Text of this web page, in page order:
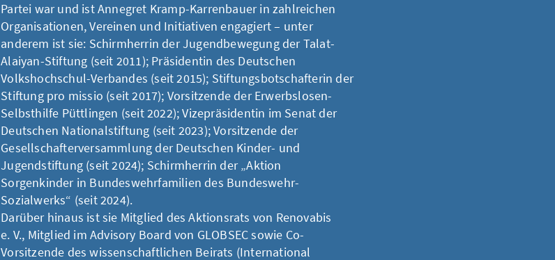
Partei war und ist Annegret Kramp-Karrenbauer in zahlreichen
Organisationen, Vereinen und Initiativen engagiert – unter
anderem ist sie: Schirmherrin der Jugendbewegung der Talat-
Alaiyan-Stiftung (seit 2011); Präsidentin des Deutschen
Volkshochschul-Verbandes (seit 2015); Stiftungsbotschafterin der
Stiftung pro missio (seit 2017); Vorsitzende der Erwerbslosen-
Selbsthilfe Püttlingen (seit 2022); Vizepräsidentin im Senat der
Deutschen Nationalstiftung (seit 2023); Vorsitzende der
Gesellschafterversammlung der Deutschen Kinder- und
Jugendstiftung (seit 2024); Schirmherrin der „Aktion
Sorgenkinder in Bundeswehrfamilien des Bundeswehr-
Sozialwerks“ (seit 2024).
Darüber hinaus ist sie Mitglied des Aktionsrats von Renovabis
e. V., Mitglied im Advisory Board von GLOBSEC sowie Co-
Vorsitzende des wissenschaftlichen Beirats (International